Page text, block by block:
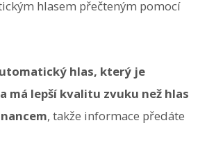
hlasem přečteným pomocí
hlas, který je
má lepší kvalitu zvuku než hlas
, takže informace předáte